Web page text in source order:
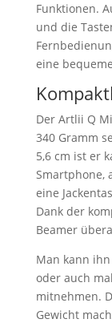
Funktionen.
und die
eine
Der Artlii Q
340 Gramm
5,6 cm ist er
Smartphone,
eine
Dank der
Beamer
Man kann
oder auch
mitnehmen.
Gewicht